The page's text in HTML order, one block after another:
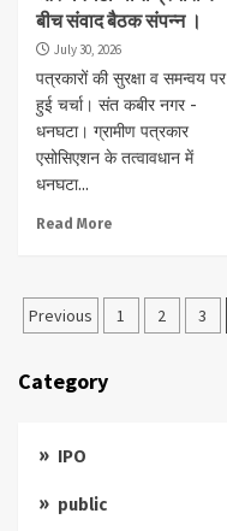
बीच संवाद बैठक संपन्न ।
July 30, 2026
पत्रकारों की सुरक्षा व समन्वय पर
हुई चर्चा। संत कबीर नगर -
धनघटा। ग्रामीण पत्रकार
एसोसिएशन के तत्वावधान में
धनघटा...
Read More
Posts
Previous 1 2 3
Category
IPO
public